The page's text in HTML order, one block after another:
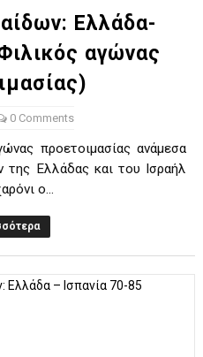
Ελλάδα-
αγώνας
0 Comments
προετοιμασίας ανάμεσα
της Ελλάδας και του Ισραήλ
ο...